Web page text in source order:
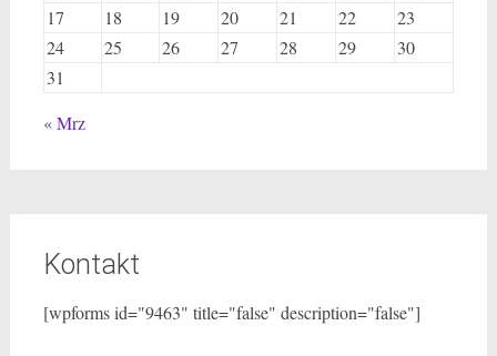
17
18 19 20 21 22
23
24
25 26 27 28 29
30
31
« Mrz
Kontakt
[wpforms id="9463" title="false" description="false"]